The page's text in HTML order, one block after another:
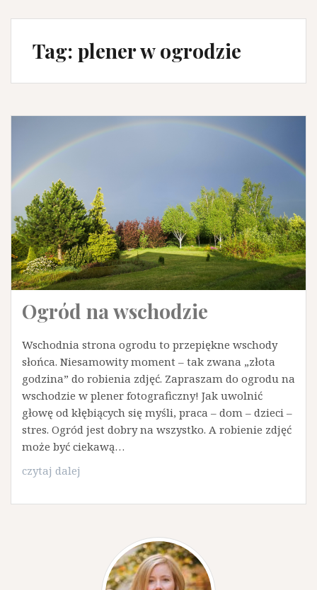
Tag: plener w ogrodzie
Ogród na wschodzie
Wschodnia strona ogrodu to przepiękne wschody
słońca. Niesamowity moment – tak zwana „złota
godzina” do robienia zdjęć. Zapraszam do ogrodu na
wschodzie w plener fotograficzny! Jak uwolnić
głowę od kłębiących się myśli, praca – dom – dzieci –
stres. Ogród jest dobry na wszystko. A robienie zdjęć
może być ciekawą…
czytaj dalej
wschodzie